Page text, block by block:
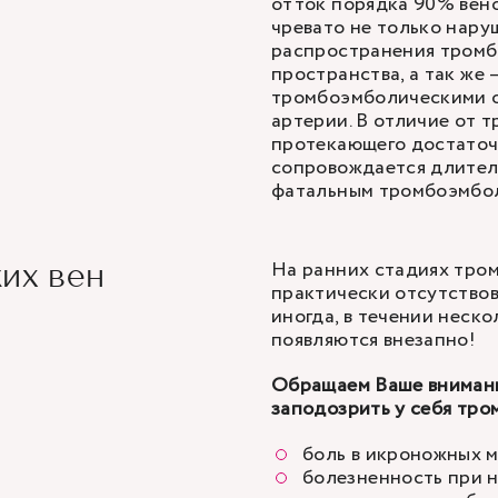
чревато не только
распространения
пространства, а так
тромбоэмболическими
артерии. В отличие от
протекающего
сопровождается
фатальным
вен
На ранних стадиях
практически
иногда, в течении
появляются внезапно!
Обращаем Ваше
заподозрить у себя
боль в икроножных
болезненность